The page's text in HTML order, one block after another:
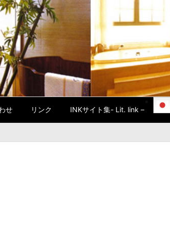
せ リンク INKサイト集- Lit. link –